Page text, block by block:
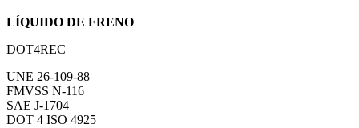
LÍQUIDO DE FRENO
DOT4REC
UNE 26-109-88
FMVSS N-116
SAE J-1704
DOT 4 ISO 4925